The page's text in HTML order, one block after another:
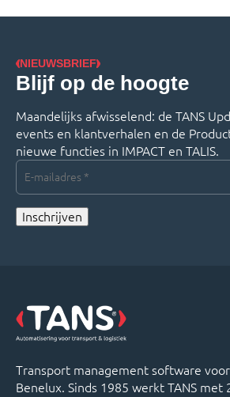
NIEUWSBRIEF
Blijf op de hoogte
Maandelijks afwisselend: de TANS
events en klantverhalen en de
nieuwe functies in IMPACT en TALIS.
E-
mailadres
Inschrijven
Transport management software
Benelux. Sinds 1985 werkt TANS met